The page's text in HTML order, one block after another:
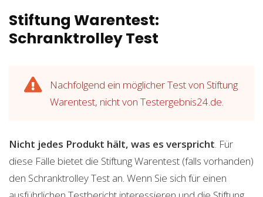
Stiftung Warentest:
Schranktrolley Test
Nachfolgend ein möglicher Test von Stiftung
Warentest, nicht von Testergebnis24.de.
Nicht jedes Produkt hält, was es verspricht. Für
diese Fälle bietet die Stiftung Warentest (falls vorhanden)
den Schranktrolley Test an. Wenn Sie sich für einen